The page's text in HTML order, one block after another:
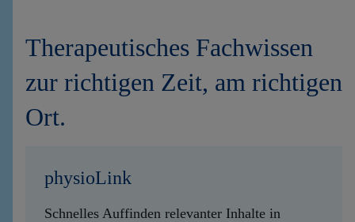
Therapeutisches Fachwissen
zur richtigen Zeit, am richtigen
Ort.
physioLink
Schnelles Auffinden relevanter Inhalte in